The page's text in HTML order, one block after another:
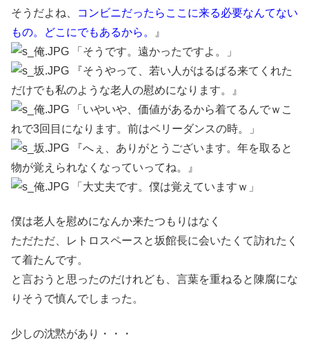
そうだよね、
コンビニだったらここに来る必要なんてない
もの。どこにでもあるから。
』
「そうです。遠かったですよ。」
『そうやって、若い人がはるばる来てくれた
だけでも私のような老人の慰めになります。』
「いやいや、価値があるから着てるんでｗこ
れで3回目になります。前はベリーダンスの時。」
『へぇ、ありがとうございます。年を取ると
物が覚えられなくなっていってね。』
「大丈夫です。僕は覚えていますｗ」
僕は老人を慰めになんか来たつもりはなく
ただただ、レトロスペースと坂館長に会いたくて訪れたく
て着たんです。
と言おうと思ったのだけれども、言葉を重ねると陳腐にな
りそうで慎んでしまった。
少しの沈黙があり・・・